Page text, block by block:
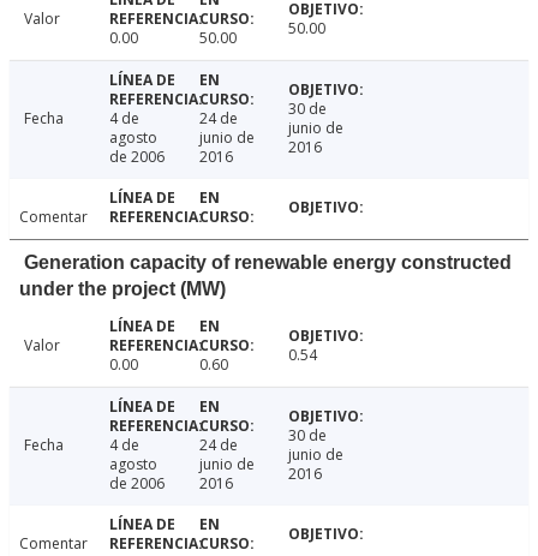
Valor
0.00
50.00 50.00
Fecha
4 de
agosto
de 2006
24 de
junio de
2016
30 de
junio de
2016
Comentar
Generation capacity of renewable energy constructed
under the project (MW)
Valor
0.00
0.60 0.54
Fecha
4 de
agosto
de 2006
24 de
junio de
2016
30 de
junio de
2016
Comentar